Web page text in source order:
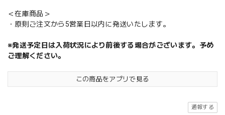
＜在庫商品＞
・原則ご注文から5営業日以内に発送いたします。
※発送予定日は入荷状況により前後する場合がございます。予め
ご理解ください。
この商品をアプリで見る
通報する